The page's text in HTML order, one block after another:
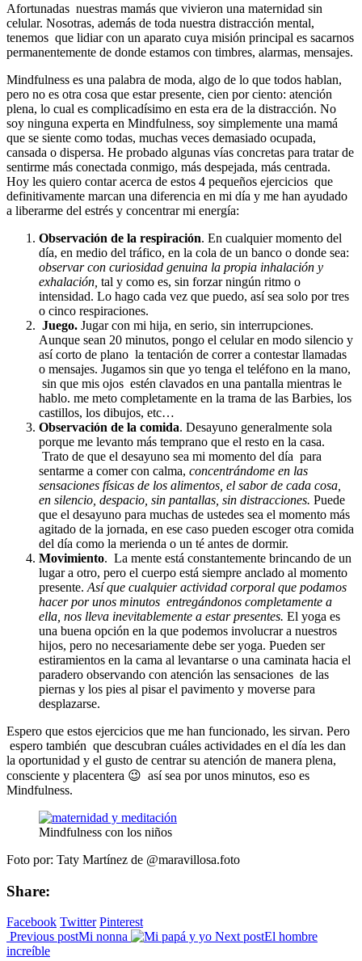
Afortunadas nuestras mamás que vivieron una maternidad sin
celular. Nosotras, además de toda nuestra distracción mental,
tenemos que lidiar con un aparato cuya misión principal es sacarnos
permanentemente de donde estamos con timbres, alarmas, mensajes.
Mindfulness es una palabra de moda, algo de lo que todos hablan,
pero no es otra cosa que estar presente, cien por ciento: atención
plena, lo cual es complicadísimo en esta era de la distracción. No
soy ninguna experta en Mindfulness, soy simplemente una mamá
que se siente como todas, muchas veces demasiado ocupada,
cansada o dispersa. He probado algunas vías concretas para tratar de
sentirme más conectada conmigo, más despejada, más centrada.
Hoy les quiero contar acerca de estos 4 pequeños ejercicios que
definitivamente marcan una diferencia en mi día y me han ayudado
a liberarme del estrés y concentrar mi energía:
Observación de la respiración. En cualquier momento del
día, en medio del tráfico, en la cola de un banco o donde sea:
observar con curiosidad genuina la propia inhalación y
exhalación, tal y como es, sin forzar ningún ritmo o
intensidad. Lo hago cada vez que puedo, así sea solo por tres
o cinco respiraciones.
Juego. Jugar con mi hija, en serio, sin interrupciones.
Aunque sean 20 minutos, pongo el celular en modo silencio y
así corto de plano la tentación de correr a contestar llamadas
o mensajes. Jugamos sin que yo tenga el teléfono en la mano,
sin que mis ojos estén clavados en una pantalla mientras le
hablo. me meto completamente en la trama de las Barbies, los
castillos, los dibujos, etc…
Observación de la comida. Desayuno generalmente sola
porque me levanto más temprano que el resto en la casa.
Trato de que el desayuno sea mi momento del día para
sentarme a comer con calma, concentrándome en las
sensaciones físicas de los alimentos, el sabor de cada cosa,
en silencio, despacio, sin pantallas, sin distracciones. Puede
que el desayuno para muchas de ustedes sea el momento más
agitado de la jornada, en ese caso pueden escoger otra comida
del día como la merienda o un té antes de dormir.
Movimiento. La mente está constantemente brincando de un
lugar a otro, pero el cuerpo está siempre anclado al momento
presente. Así que cualquier actividad corporal que podamos
hacer por unos minutos entregándonos completamente a
ella, nos lleva inevitablemente a estar presentes. El yoga es
una buena opción en la que podemos involucrar a nuestros
hijos, pero no necesariamente debe ser yoga. Pueden ser
estiramientos en la cama al levantarse o una caminata hacia el
paradero observando con atención las sensaciones de las
piernas y los pies al pisar el pavimento y moverse para
desplazarse.
Espero que estos ejercicios que me han funcionado, les sirvan. Pero
espero también que descubran cuáles actividades en el día les dan
la oportunidad y el gusto de centrar su atención de manera plena,
consciente y placentera 😉 así sea por unos minutos, eso es
Mindfulness.
Mindfulness con los niños
Foto por: Taty Martínez de @maravillosa.foto
Share:
Facebook Twitter Pinterest
Previous postMi nonna Next postEl hombre
increíble